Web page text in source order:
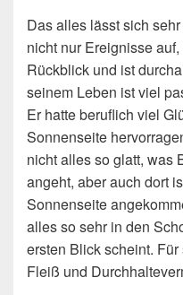
Das alles lässt sich
nicht nur Ereignisse
Rückblick und ist
seinem Leben ist viel
Er hatte beruflich viel
Sonnenseite
nicht alles so glatt, was
angeht, aber auch dort
Sonnenseite
alles so sehr in den
ersten Blick scheint.
Fleiß und